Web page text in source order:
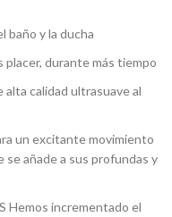
baño y la ducha
placer, durante más tiempo
alta calidad ultrasuave al
un excitante movimiento
se añade a sus profundas y
Hemos incrementado el